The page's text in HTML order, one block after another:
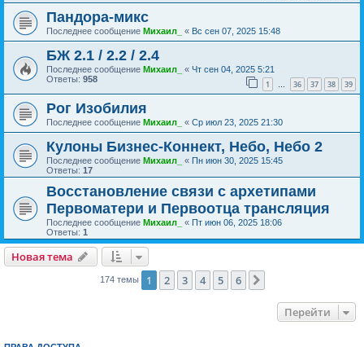
Пандора-микс
Последнее сообщение Михаил_ « Вс сен 07, 2025 15:48
БЖ 2.1 / 2.2 / 2.4
Последнее сообщение Михаил_ « Чт сен 04, 2025 5:21
Ответы: 958 1 … 36 37 38 39
Рог Изобилия
Последнее сообщение Михаил_ « Ср июл 23, 2025 21:30
Кулоны Бизнес-Коннект, Небо, Небо 2
Последнее сообщение Михаил_ « Пн июн 30, 2025 15:45
Ответы: 17
Восстановление связи с архетипами
Первоматери и Первоотца трансляция
Последнее сообщение Михаил_ « Пт июн 06, 2025 18:06
Ответы: 1
Новая тема
174 темы 1 2 3 4 5 6
Перейти